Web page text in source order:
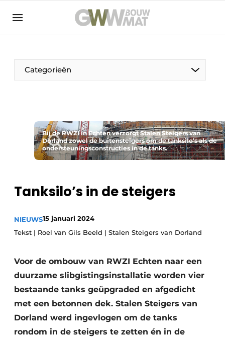
NL EN
Categorieën
De Pen
Vrouw in de bouw
Duurzaamheid & Innovatie
Bij de RWZI in Echten verzorgt Stalen Steigers van
Dorland zowel de buitensteigers om de tanksilo’s als de
ondersteuningsconstructies in de tanks.
Tanksilo’s in de steigers
NIEUWS15 januari 2024
Tekst | Roel van Gils Beeld | Stalen Steigers van Dorland
Voor de ombouw van RWZI Echten naar een
duurzame slibgistingsinstallatie worden vier
bestaande tanks geüpgraded en afgedicht
met een betonnen dek. Stalen Steigers van
Dorland werd ingevlogen om de tanks
rondom in de steigers te zetten én in de